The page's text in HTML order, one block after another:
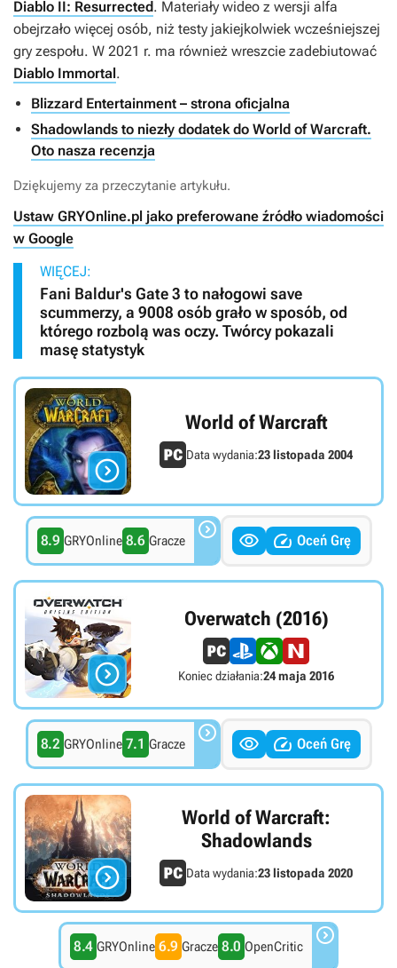
Diablo II: Resurrected. Materiały wideo z wersji alfa
obejrzało więcej osób, niż testy jakiejkolwiek wcześniejszej
gry zespołu. W 2021 r. ma również wreszcie zadebiutować
Diablo Immortal.
Blizzard Entertainment – strona oficjalna
Shadowlands to niezły dodatek do World of Warcraft.
Oto nasza recenzja
Dziękujemy za przeczytanie artykułu.
Ustaw GRYOnline.pl jako preferowane źródło wiadomości
w Google
WIĘCEJ:
Fani Baldur's Gate 3 to nałogowi save
scummerzy, a 9008 osób grało w sposób, od
którego rozbolą was oczy. Twórcy pokazali
masę statystyk

World of Warcraft
Data wydania:23 listopada 2004
8.9 GRYOnline 8.6 Gracze    Oceń Grę

Overwatch (2016)
Koniec działania:24 maja 2016
8.2 GRYOnline 7.1 Gracze    Oceń Grę

World of Warcraft:
Shadowlands
Data wydania:23 listopada 2020
8.4 GRYOnline 6.9 Gracze 8.0 OpenCritic 